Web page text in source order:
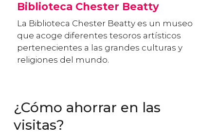
Biblioteca Chester Beatty
La Biblioteca Chester Beatty es un museo
que acoge diferentes tesoros artísticos
pertenecientes a las grandes culturas y
religiones del mundo.
¿Cómo ahorrar en las
visitas?